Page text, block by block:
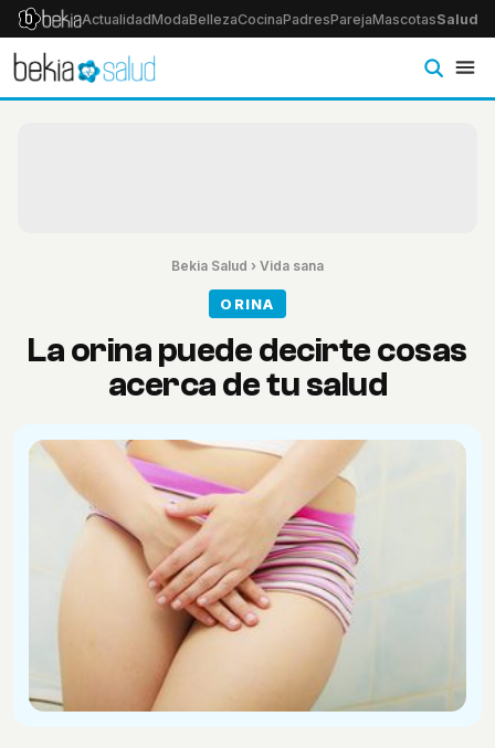
ActualidadModaBellezaCocinaPadresParejaMascotasSalud
Bekia Salud › Vida sana
ORINA
La orina puede decirte cosas
acerca de tu salud